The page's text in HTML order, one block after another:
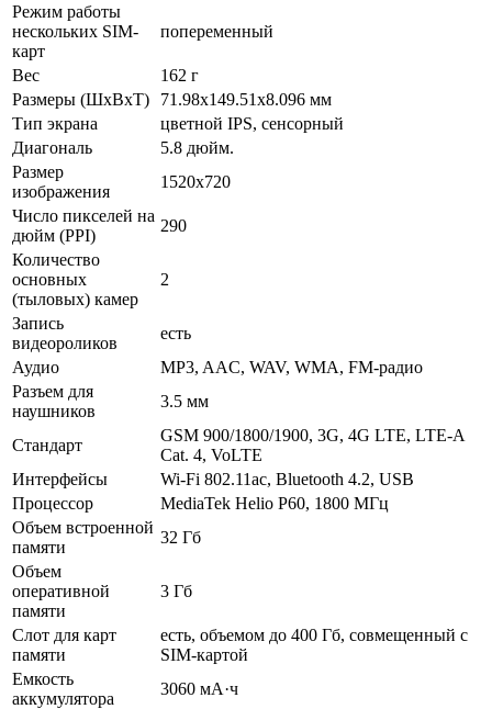
Режим работы
нескольких SIM-
карт
попеременный
Вес
162 г
Размеры (ШxВxТ)
71.98x149.51x8.096 мм
Тип экрана
цветной IPS, сенсорный
Диагональ
5.8 дюйм.
Размер
изображения
1520x720
Число пикселей на
дюйм (PPI)
290
Количество
основных
(тыловых) камер
2
Запись
видеороликов
есть
Аудио
MP3, AAC, WAV, WMA, FM-радио
Разъем для
наушников
3.5 мм
Стандарт
GSM 900/1800/1900, 3G, 4G LTE, LTE-A
Cat. 4, VoLTE
Интерфейсы
Wi-Fi 802.11ac, Bluetooth 4.2, USB
Процессор
MediaTek Helio P60, 1800 МГц
Объем встроенной
памяти
32 Гб
Объем
оперативной
памяти
3 Гб
Слот для карт
памяти
есть, объемом до 400 Гб, совмещенный с
SIM-картой
Емкость
аккумулятора
3060 мА·ч